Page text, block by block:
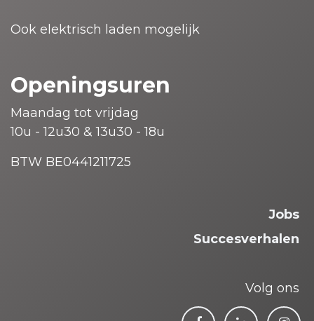
Ook elektrisch laden mogelijk
Openingsuren
Maandag tot vrijdag
10u - 12u30 & 13u30 - 18u
BTW BE0441211725
Jobs
Succesverhalen
Volg ons